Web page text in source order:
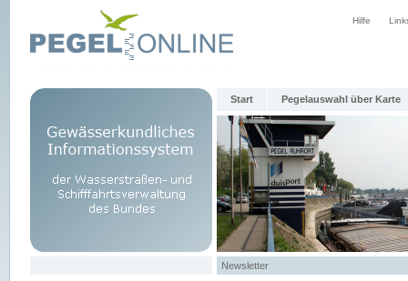
Hilfe
Start Pegelauswahl über Karte
Newsletter